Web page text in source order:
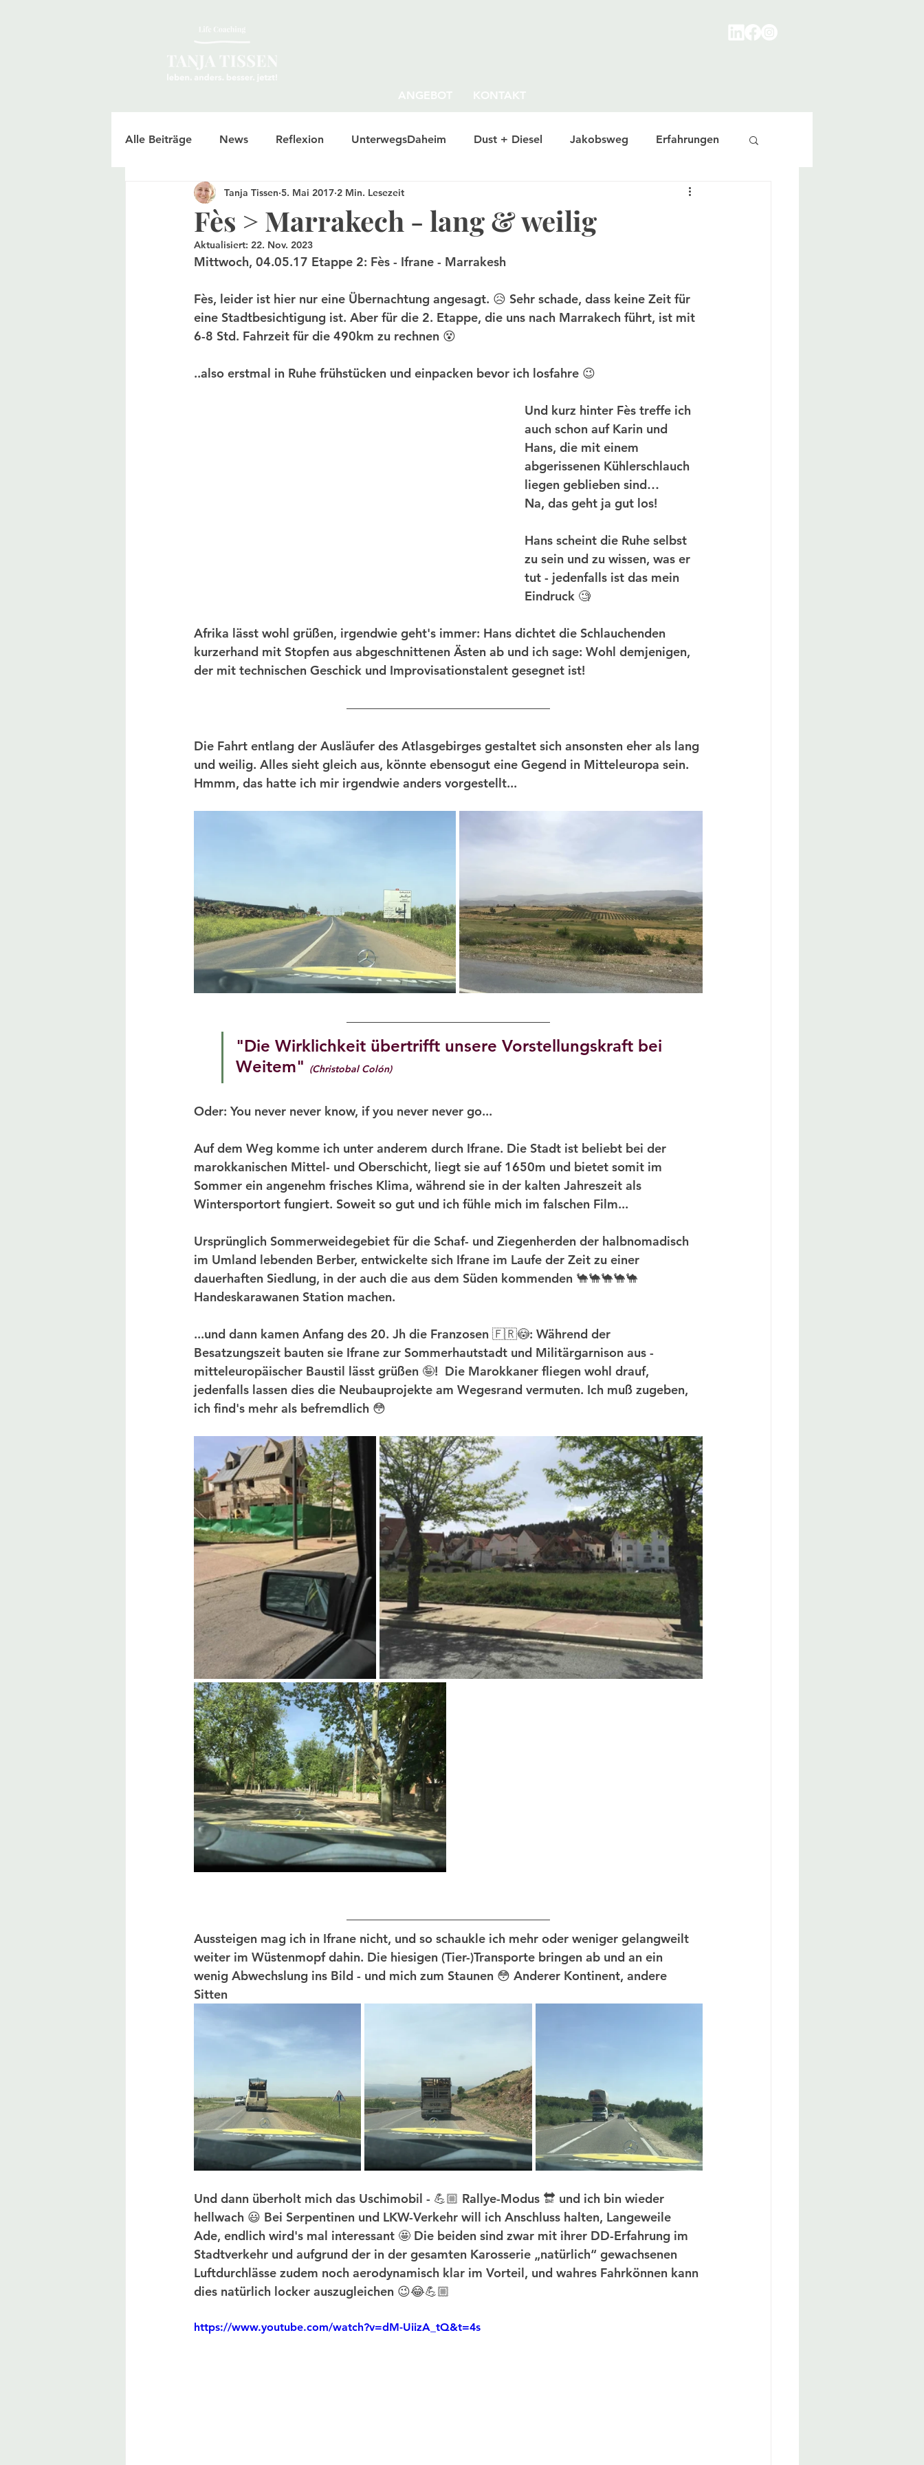
Alle Beiträge News Reflexion UnterwegsDaheim Dust + Diesel Jakobsweg Erfahrungen
Fès > Marrakech - lang & weilig
Tanja Tissen 5. Mai 2017 2 Min. Lesezeit
Aktualisiert: 22. Nov. 2023
Mittwoch, 04.05.17 Etappe 2: Fès - Ifrane - Marrakesh
Fès, leider ist hier nur eine Übernachtung angesagt. 😥 Sehr schade, dass keine Zeit für
eine Stadtbesichtigung ist. Aber für die 2. Etappe, die uns nach Marrakech führt, ist mit
6-8 Std. Fahrzeit für die 490km zu rechnen 😵
..also erstmal in Ruhe frühstücken und einpacken bevor ich losfahre 😉
Und kurz hinter Fès treffe ich
auch schon auf Karin und
Hans, die mit einem
abgerissenen Kühlerschlauch
liegen geblieben sind…
Na, das geht ja gut los!
Hans scheint die Ruhe selbst
zu sein und zu wissen, was er
tut - jedenfalls ist das mein
Eindruck 🧐
Afrika lässt wohl grüßen, irgendwie geht's immer: Hans dichtet die Schlauchenden
kurzerhand mit Stopfen aus abgeschnittenen Ästen ab und ich sage: Wohl demjenigen,
der mit technischen Geschick und Improvisationstalent gesegnet ist!
Die Fahrt entlang der Ausläufer des Atlasgebirges gestaltet sich ansonsten eher als lang
und weilig. Alles sieht gleich aus, könnte ebensogut eine Gegend in Mitteleuropa sein.
Hmmm, das hatte ich mir irgendwie anders vorgestellt...
"Die Wirklichkeit übertrifft unsere Vorstellungskraft bei
Weitem" (Christobal Colón)
Oder: You never never know, if you never never go...
Auf dem Weg komme ich unter anderem durch Ifrane. Die Stadt ist beliebt bei der
marokkanischen Mittel- und Oberschicht, liegt sie auf 1650m und bietet somit im
Sommer ein angenehm frisches Klima, während sie in der kalten Jahreszeit als
Wintersportort fungiert. Soweit so gut und ich fühle mich im falschen Film...
Ursprünglich Sommerweidegebiet für die Schaf- und Ziegenherden der halbnomadisch
im Umland lebenden Berber, entwickelte sich Ifrane im Laufe der Zeit zu einer
dauerhaften Siedlung, in der auch die aus dem Süden kommenden 🐪🐪🐪🐪🐪
Handeskarawanen Station machen.
...und dann kamen Anfang des 20. Jh die Franzosen 🇫🇷😳: Während der
Besatzungszeit bauten sie Ifrane zur Sommerhautstadt und Militärgarnison aus -
mitteleuropäischer Baustil lässt grüßen 🤪!  Die Marokkaner fliegen wohl drauf,
jedenfalls lassen dies die Neubauprojekte am Wegesrand vermuten. Ich muß zugeben,
ich find's mehr als befremdlich 😳
Aussteigen mag ich in Ifrane nicht, und so schaukle ich mehr oder weniger gelangweilt
weiter im Wüstenmopf dahin. Die hiesigen (Tier-)Transporte bringen ab und an ein
wenig Abwechslung ins Bild - und mich zum Staunen 😳 Anderer Kontinent, andere
Sitten
Und dann überholt mich das Uschimobil - 💪🏼 Rallye-Modus 🔛 und ich bin wieder
hellwach 😃 Bei Serpentinen und LKW-Verkehr will ich Anschluss halten, Langeweile
Ade, endlich wird's mal interessant 🤩 Die beiden sind zwar mit ihrer DD-Erfahrung im
Stadtverkehr und aufgrund der in der gesamten Karosserie „natürlich“ gewachsenen
Luftdurchlässe zudem noch aerodynamisch klar im Vorteil, und wahres Fahrkönnen kann
dies natürlich locker auszugleichen 😉😂💪🏼
https://www.youtube.com/watch?v=dM-UiizA_tQ&t=4s